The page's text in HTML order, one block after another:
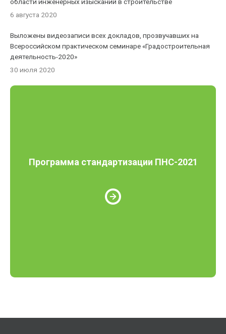
6 августа 2020
Выложены видеозаписи всех докладов, прозвучавших на
Всероссийском практическом семинаре «Градостроительная
деятельность-2020»
30 июля 2020
Программа стандартизации ПНС-2021